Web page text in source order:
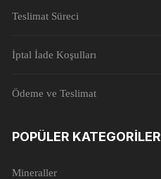
Teslimat Süreci
İptal İade Koşulları
Ödeme ve Teslimat
POPÜLER KATEGORILER
Mineraller